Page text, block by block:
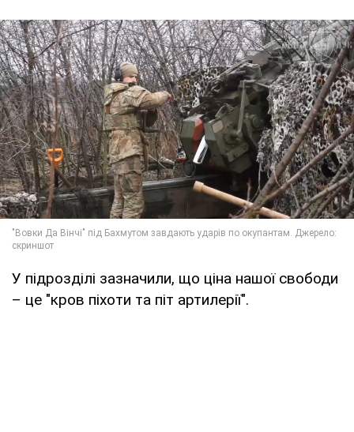
У підрозділі зазначили, що ціна нашої свободи
– це "кров піхоти та піт артилерії".